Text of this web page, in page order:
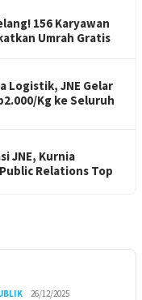
156 Karyawan
Umrah Gratis
Logistik, JNE Gelar
Kg ke Seluruh
JNE, Kurnia
Relations Top
26/12/2025